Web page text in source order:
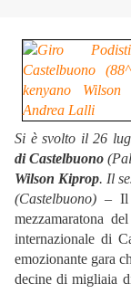
Si è svolto il 26
di Castelbuono
Wilson Kiprop. Il
(Castelbuono) – Il
mezzamaratona
internazionale di
emozionante gara
decine di migliaia